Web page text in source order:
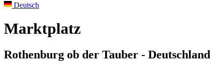
Deutsch
Marktplatz
Rothenburg ob der Tauber - Deutschland